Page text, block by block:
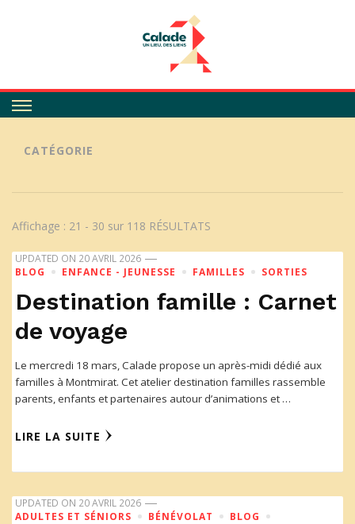
Calade
CATÉGORIE
Affichage : 21 - 30 sur 118 RÉSULTATS
UPDATED ON 20 AVRIL 2026
BLOG
ENFANCE - JEUNESSE FAMILLES SORTIES
Destination famille : Carnet
de voyage
Le mercredi 18 mars, Calade propose un après-midi dédié aux
familles à Montmirat. Cet atelier destination familles rassemble
parents, enfants et partenaires autour d’animations et …
LIRE LA SUITE
UPDATED ON 20 AVRIL 2026
ADULTES ET SÉNIORS
BÉNÉVOLAT
BLOG